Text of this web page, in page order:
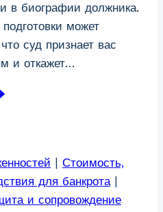
в биографии должника.
может
суд признает вас
и откажет…
Стоимость,
для банкрота|
и сопровождение